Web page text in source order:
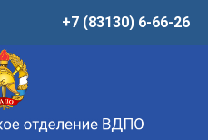
+7 (83130) 6-66-26